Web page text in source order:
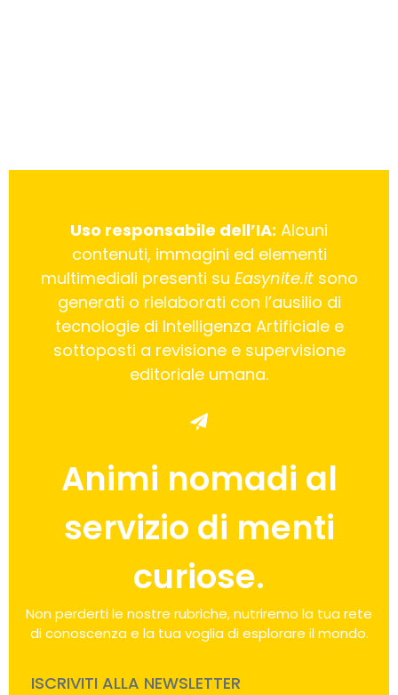
Uso responsabile dell’IA: Alcuni
contenuti, immagini ed elementi
multimediali presenti su Easynite.itsono
generati o rielaborati con l’ausilio di
tecnologie di Intelligenza Artificiale e
sottoposti a revisione e supervisione
editoriale umana.
Animi nomadi al
servizio di menti
curiose.
Non perderti le nostre rubriche, nutriremo la tua rete
di conoscenza e la tua voglia di esplorare il mondo.
ISCRIVITI ALLA NEWSLETTER